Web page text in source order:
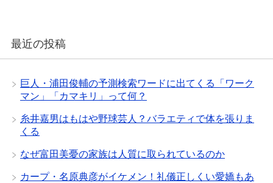
最近の投稿
巨人・浦田俊輔の予測検索ワードに出てくる「ワーク
マン」「カマキリ」って何？
糸井嘉男はもはや野球芸人？バラエティで体を張りま
くる
なぜ富田美憂の家族は人質に取られているのか
カープ・名原典彦がイケメン！礼儀正しくい愛嬌もあ